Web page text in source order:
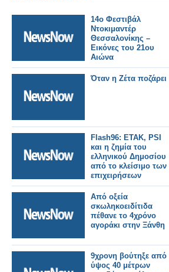
14ο Φεστιβάλ
Ντοκιμαντέρ
Θεσσαλονίκης –
Εικόνες του 21ου
Αιώνα
Όταν η Ζέτα ποζάρει
Flash96: ETAK, PSI
και η ζημία του
ελληνικού Δημοσίου
από το κλείσιμο των
επιχειρήσεων
Από οξεία
σκωληκοειδίτιδα
πέθανε το 4χρόνο
αγοράκι στην Ξάνθη
9χρονη βούτηξε από
ύψος 40 μέτρων